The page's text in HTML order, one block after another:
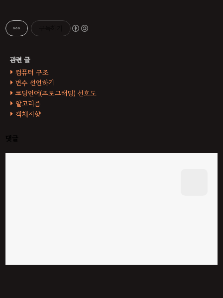
컴퓨터 구조
변수 선언하기
코딩언어(프로그래밍) 선호도
알고리즘
객체지향
댓글